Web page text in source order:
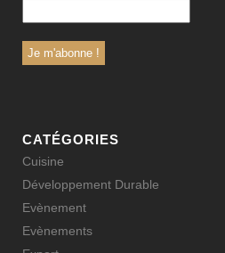
CATÉGORIES
Cuisine
Développement Durable
Evènement
Evènements